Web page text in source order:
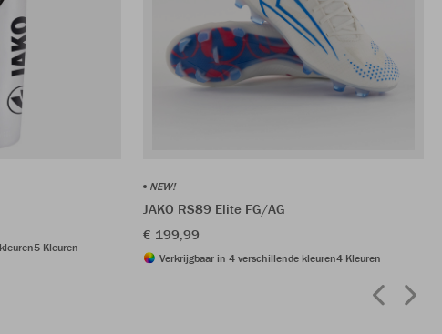
5 Kleuren
NEW!
JAKO RS89 Elite FG/AG
€ 199,99
Verkrijgbaar in 4 verschillende kleuren4 Kleuren